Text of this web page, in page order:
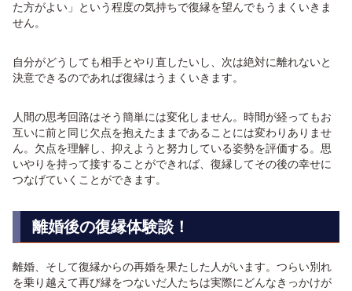
た方がよい」という程度の気持ちで復縁を望んでもうまくいきま
せん。
自分がどうしても相手とやり直したいし、次は絶対に離れないと
決意できるのであれば復縁はうまくいきます。
人間の思考回路はそう簡単には変化しません。時間が経ってもお
互いに前と同じ欠点を抱えたままであることには変わりありませ
ん。欠点を理解し、抑えようと努力している姿勢を評価する。思
いやりを持って接することができれば、復縁してその後の幸せに
つなげていくことができます。
離婚後の復縁体験談！
離婚、そして復縁からの再婚を果たした人がいます。つらい別れ
を乗り越えて再び縁をつないだ人たちは実際にどんなきっかけが